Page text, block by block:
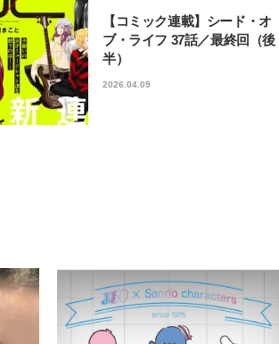
【コミック連載】シード・オ
ブ・ライフ 37話／最終回（後
半）
2026.04.09